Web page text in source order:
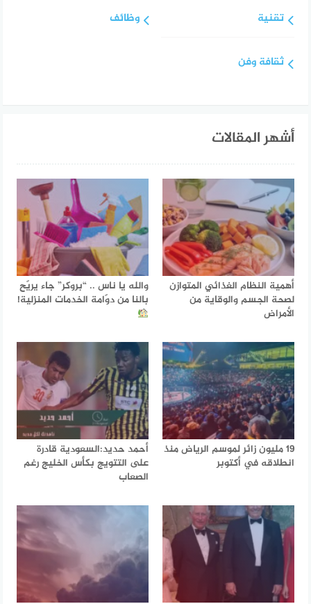
تقنية
ثقافة وفن
وظائف
أشهر المقالات
أهمية النظام الغذائي المتوازن
لصحة الجسم والوقاية من
الأمراض
والله يا ناس .. “بروكر” جاء يريّح
بالنا من دوّامة الخدمات المنزلية!
19 مليون زائر لموسم الرياض منذ
انطلاقه في أكتوبر
أحمد حديد:السعودية قادرة
على التتويج بكأس الخليج رغم
الصعاب